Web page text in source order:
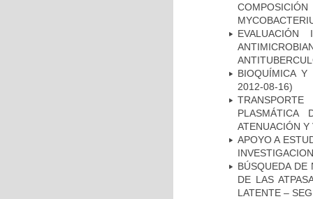
BIOQUÍMICA Y
2012-08-16)
PLASMÁTICA
ATENUACIÓN Y
APOYO A
BÚSQUEDA DE
DE LAS
LATENTE –